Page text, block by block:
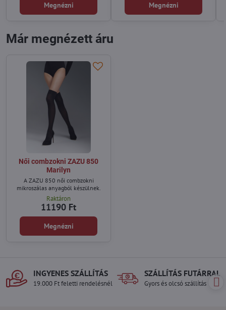
Megnézni Megnézni
Már megnézett áru
Női combzokni ZAZU 850
Marilyn
A ZAZU 850 női combzokni
mikroszálas anyagból készülnek.
Raktáron
11190 Ft
Megnézni
INGYENES SZÁLLÍTÁS
19.000 Ft feletti rendelésnél
SZÁLLÍTÁS FUTÁRRAL
Gyors és olcsó szállítás